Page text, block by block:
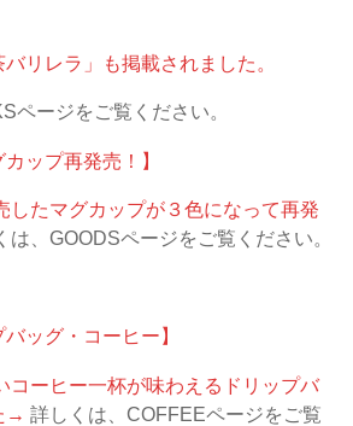
リレラ」も掲載されました。
ページをご覧ください。
ップ再発売！】
したマグカップが３色になって再発
は、GOODSページをご覧ください。
ッグ・コーヒー】
コーヒー一杯が味わえるドリップバ
→詳しくは、COFFEEページをご覧